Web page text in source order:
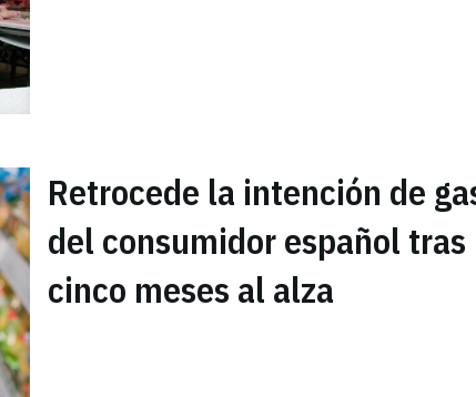
Retrocede la intención de
del consumidor español tras
cinco meses al alza